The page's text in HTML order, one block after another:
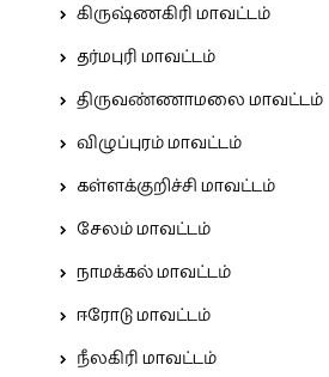
கிருஷ்ணகிரி மாவட்டம்
தர்மபுரி மாவட்டம்
திருவண்ணாமலை மாவட்டம்
விழுப்புரம் மாவட்டம்
கள்ளக்குறிச்சி மாவட்டம்
சேலம் மாவட்டம்
நாமக்கல் மாவட்டம்
ஈரோடு மாவட்டம்
நீலகிரி மாவட்டம்